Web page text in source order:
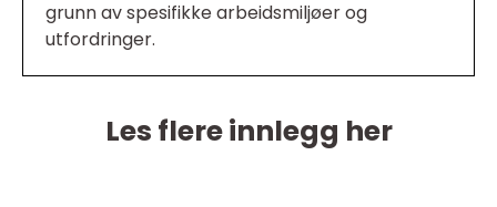
grunn av spesifikke arbeidsmiljøer og
utfordringer.
Les flere innlegg her